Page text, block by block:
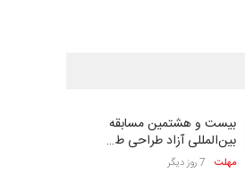
بیست و هشتمین مسابقه
بین‌المللی آزاد طراحی ط…
مهلت 7 روز دیگر